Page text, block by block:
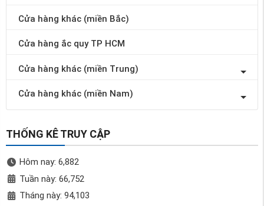
Cửa hàng khác (miền Bắc)
Cửa hàng ắc quy TP HCM
Cửa hàng khác (miền Trung)
Cửa hàng khác (miền Nam)
THỐNG KÊ TRUY CẬP
Hôm nay: 6,882
Tuần này: 66,752
Tháng này: 94,103